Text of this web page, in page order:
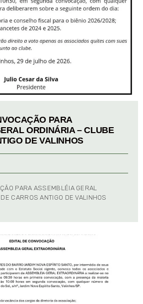
PARA
ORDINÁRIA – CLUBE
DE VALINHOS
PARA ASSEMBLÉIA GERAL
CARROS ANTIGO DE VALINHOS